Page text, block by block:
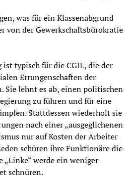
was für ein Klassenabgrund
von der Gewerkschaftsbürokratie
ist typisch für die CGIL, die der
Errungenschaften der
Sie lehnt es ab, einen politischen
zu führen und für eine
Stattdessen wiederholt sie
nach einer „ausgeglichenen
nur auf Kosten der Arbeiter
schüren ihre Funktionäre die
werde ein weniger
schnüren.